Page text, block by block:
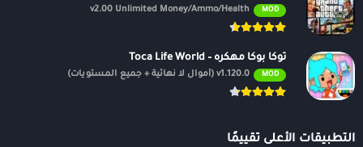
MOD
v2.00 Unlimited Money/Ammo/Health
توكا بوكا مهكره – Toca Life World
MOD v1.120.0 (أموال لا نهائية + جميع المستويات)
التطبيقات الأعلى تقييمًا